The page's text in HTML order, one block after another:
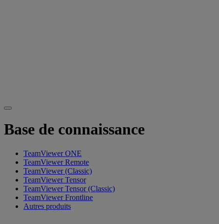
Base de connaissance
TeamViewer ONE
TeamViewer Remote
TeamViewer (Classic)
TeamViewer Tensor
TeamViewer Tensor (Classic)
TeamViewer Frontline
Autres produits